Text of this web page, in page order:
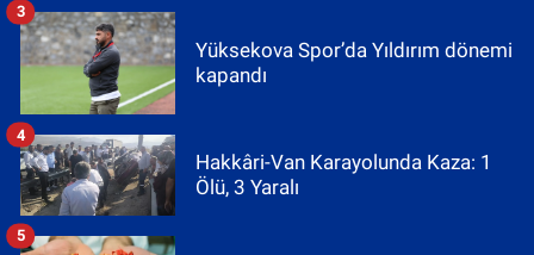
Yüksekova Spor’da Yıldırım dönemi
kapandı
3
Hakkâri-Van Karayolunda Kaza: 1
Ölü, 3 Yaralı
4
5